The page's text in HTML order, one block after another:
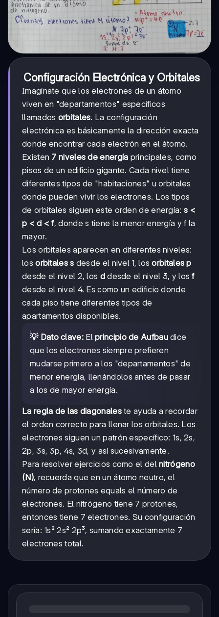
Configuración Electrónica y Orbitales
Imagínate que los electrones de un átomo
viven en "departamentos" específicos
llamados orbitales. La configuración
electrónica es básicamente la dirección exacta
donde encontrar cada electrón en el átomo.
Existen 7 niveles de energía principales, como
pisos de un edificio gigante. Cada nivel tiene
diferentes tipos de "habitaciones" u orbitales
donde pueden vivir los electrones. Los tipos
de orbitales siguen este orden de energía: s <
p < d < f, donde s tiene la menor energía y f la
mayor.
Los orbitales aparecen en diferentes niveles:
losorbitales s desde el nivel 1, losorbitales p
desde el nivel 2, los ddesde el nivel 3, y losf
desde el nivel 4. Es como un edificio donde
cada piso tiene diferentes tipos de
apartamentos disponibles.
💡 Dato clave:Elprincipio de Aufbaudice
que los electrones siempre prefieren
mudarse primero a los "departamentos" de
menor energía, llenándolos antes de pasar
a los de mayor energía.
La regla de las diagonaleste ayuda a recordar
el orden correcto para llenar los orbitales. Los
electrones siguen un patrón específico: 1s, 2s,
2p, 3s, 3p, 4s, 3d, y así sucesivamente.
Para resolver ejercicios como el delnitrógeno
(N), recuerda que en un átomo neutro, el
número de protones equals el número de
electrones. El nitrógeno tiene 7 protones,
entonces tiene 7 electrones. Su configuración
sería: 1s² 2s² 2p³, sumando exactamente 7
electrones total.